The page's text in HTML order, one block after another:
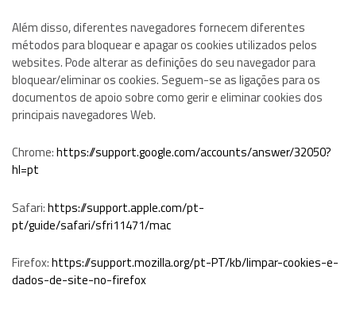
Além disso, diferentes navegadores fornecem diferentes
métodos para bloquear e apagar os cookies utilizados pelos
websites. Pode alterar as definições do seu navegador para
bloquear/eliminar os cookies. Seguem-se as ligações para os
documentos de apoio sobre como gerir e eliminar cookies dos
principais navegadores Web.
Chrome:https://support.google.com/accounts/answer/32050?
hl=pt
Safari:https://support.apple.com/pt-
pt/guide/safari/sfri11471/mac
Firefox:https://support.mozilla.org/pt-PT/kb/limpar-cookies-e-
dados-de-site-no-firefox